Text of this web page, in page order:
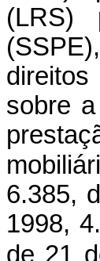
(LRS)
sobre
6.385,
1998,
de 21